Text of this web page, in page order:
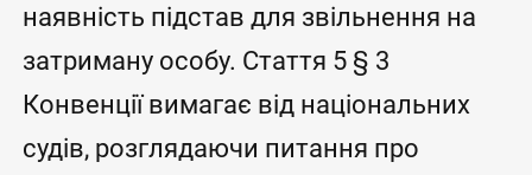
наявність підстав для звільнення на
затриману особу. Cтаття 5 § 3
Конвенції вимагає від національних
судів, розглядаючи питання про